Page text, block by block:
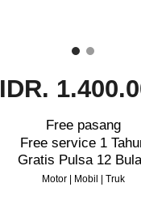
IDR.
Free pasang
Free service 1
Gratis Pulsa 12
Motor | Mobil | Truk